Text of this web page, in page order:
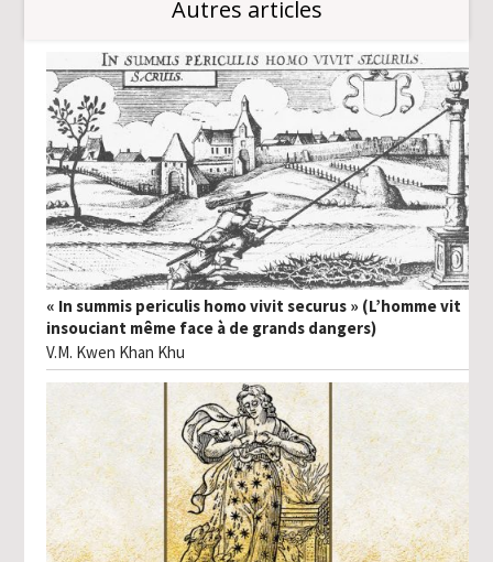
Autres articles
« In summis periculis homo vivit securus » (L’homme vit
insouciant même face à de grands dangers)
V.M. Kwen Khan Khu